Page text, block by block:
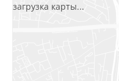
загрузка карты...